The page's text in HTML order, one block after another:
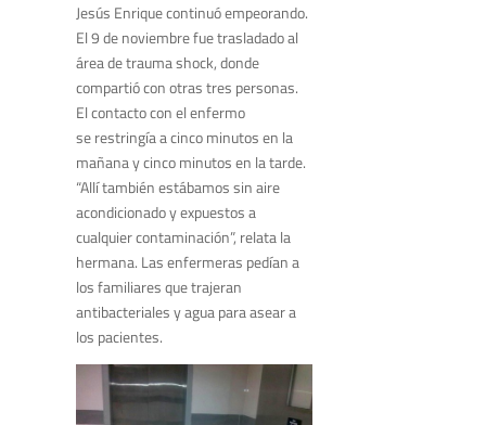
Jesús Enrique continuó empeorando.
El 9 de noviembre fue trasladado al
área de trauma shock, donde
compartió con otras tres personas.
El contacto con el enfermo
se restringía a cinco minutos en la
mañana y cinco minutos en la tarde.
“Allí también estábamos sin aire
acondicionado y expuestos a
cualquier contaminación”, relata la
hermana. Las enfermeras pedían a
los familiares que trajeran
antibacteriales y agua para asear a
los pacientes.